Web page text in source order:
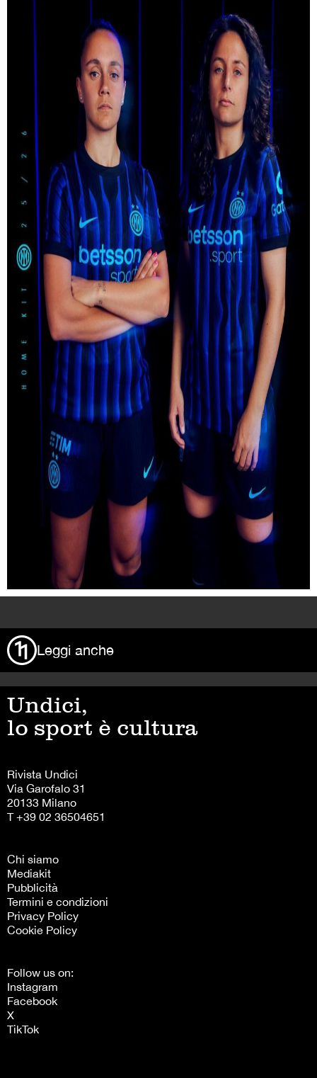
Leggi anche
Undici,
lo sport è cultura
Rivista Undici
Via Garofalo 31
20133 Milano
T +39 02 36504651
Chi siamo
Mediakit
Pubblicità
Termini e condizioni
Privacy Policy
Cookie Policy
Follow us on:
Instagram
Facebook
X
TikTok